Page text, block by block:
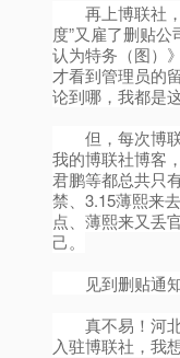
再上博联社，
度”又雇了删贴
认为特务（图）
才看到管理员的
论到哪，我都是这
但，每次博联
我的博联社博客
君鹏等都总共只
禁、3.15薄熙来
点、薄熙来又丢
己。
见到删贴通知
真不易！河北
入驻博联社，我